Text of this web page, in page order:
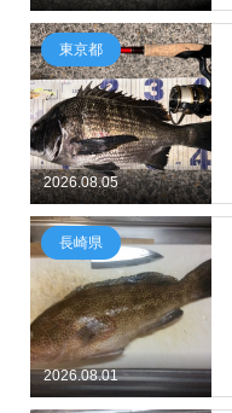
2026.08.05
東京都
2026.08.01
長崎県